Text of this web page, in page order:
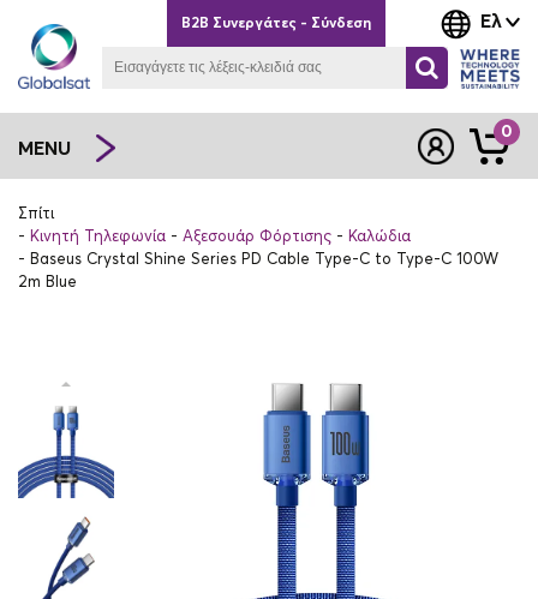
Ελ
B2B Συνεργάτες - Σύνδεση
MENU
0
Σπίτι
Κινητή Τηλεφωνία
Αξεσουάρ Φόρτισης
Καλώδια
Baseus Crystal Shine Series PD Cable Type-C to Type-C 100W
2m Blue